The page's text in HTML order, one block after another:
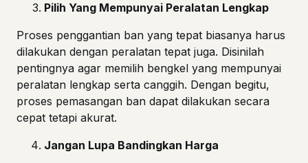
Pilih Yang Mempunyai Peralatan Lengkap
Proses penggantian ban yang tepat biasanya harus
dilakukan dengan peralatan tepat juga. Disinilah
pentingnya agar memilih bengkel yang mempunyai
peralatan lengkap serta canggih. Dengan begitu,
proses pemasangan ban dapat dilakukan secara
cepat tetapi akurat.
Jangan Lupa Bandingkan Harga